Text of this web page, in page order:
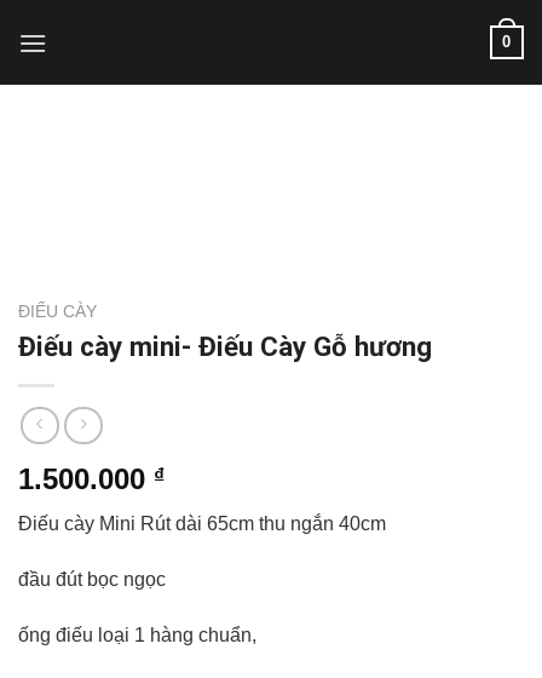
0
ĐIẾU CÀY
Điếu cày mini- Điếu Cày Gỗ hương
1.500.000 ₫
Điếu cày Mini Rút dài 65cm thu ngắn 40cm
đầu đút bọc ngọc
ống điếu loại 1 hàng chuẩn,